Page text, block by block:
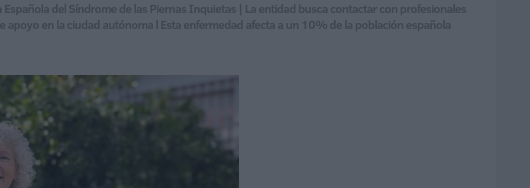
del Síndrome de las Piernas Inquietas | La entidad busca contactar con profesionales
apoyo en la ciudad autónoma l Esta enfermedad afecta a un 10% de la población española